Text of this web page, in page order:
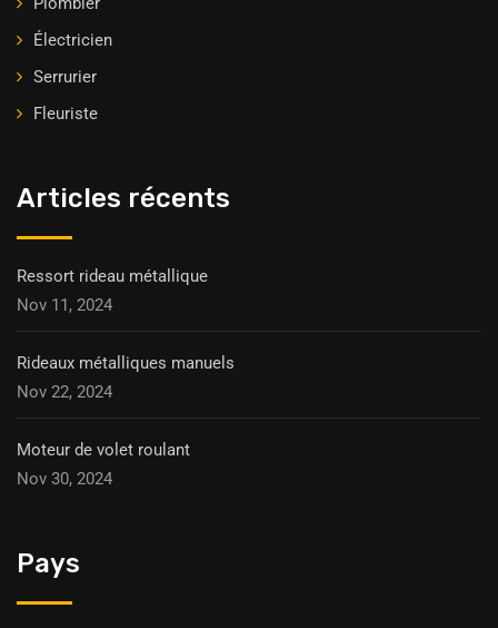
Électricien
Serrurier
Fleuriste
Articles récents
Ressort rideau métallique
Nov 11, 2024
Rideaux métalliques manuels
Nov 22, 2024
Moteur de volet roulant
Nov 30, 2024
Pays